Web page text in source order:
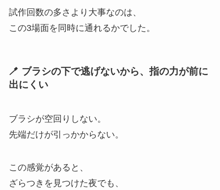
試作回数の多さより大事なのは、
この3場面を同時に通れるかでした。
🪥 ブラシの下で逃げないから、指の力が前に
出にくい
ブラシが空回りしない。
先端だけが引っかからない。
この感覚があると、
ざらつきを見つけた夜でも、